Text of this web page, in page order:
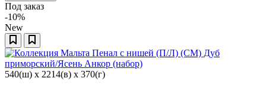
Под заказ
-10%
New
540(ш) x 2214(в) x 370(г)